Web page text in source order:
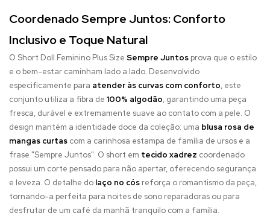
Coordenado Sempre Juntos: Conforto
Inclusivo e Toque Natural
O Short Doll Feminino Plus Size Sempre Juntos prova que o estilo
e o bem-estar caminham lado a lado. Desenvolvido
especificamente para atender às curvas com conforto, este
conjunto utiliza a fibra de 100% algodão, garantindo uma peça
fresca, durável e extremamente suave ao contato com a pele. O
design mantém a identidade doce da coleção: uma blusa rosa de
mangas curtas com a carinhosa estampa de família de ursos e a
frase "Sempre Juntos". O short em tecido xadrez coordenado
possui um corte pensado para não apertar, oferecendo segurança
e leveza. O detalhe do laço no cós reforça o romantismo da peça,
tornando-a perfeita para noites de sono reparadoras ou para
desfrutar de um café da manhã tranquilo com a família.